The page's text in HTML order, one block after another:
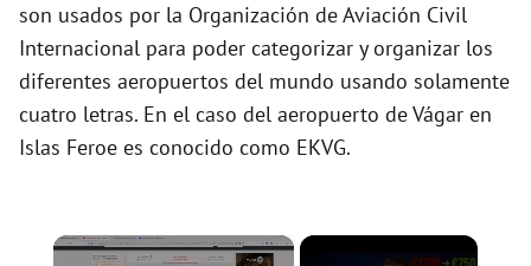
son usados por la Organización de Aviación Civil
Internacional para poder categorizar y organizar los
diferentes aeropuertos del mundo usando solamente
cuatro letras. En el caso del aeropuerto de Vágar en
Islas Feroe es conocido como EKVG.
×